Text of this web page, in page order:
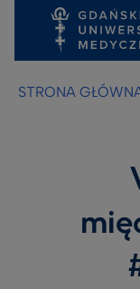
Przejdź
do
treści
Przejdź
do
wyszukiwarki
Przejdź
do
stopki
STRONA